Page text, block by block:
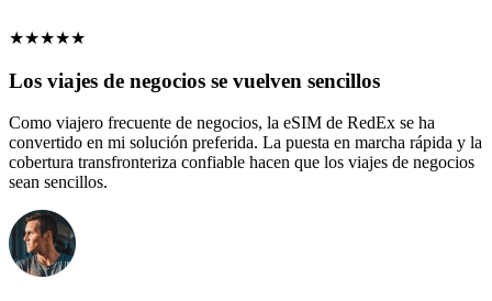
★★★★★
Los viajes de negocios se vuelven sencillos
Como viajero frecuente de negocios, la eSIM de RedEx se ha
convertido en mi solución preferida. La puesta en marcha rápida y la
cobertura transfronteriza confiable hacen que los viajes de negocios
sean sencillos.